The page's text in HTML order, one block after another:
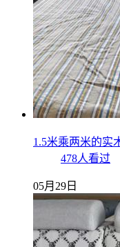
1.5米乘两米的实
478人看过
05月29日